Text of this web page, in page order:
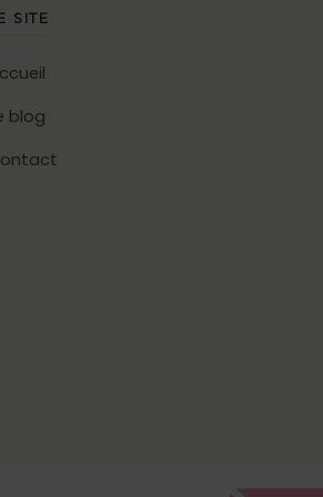
SITE
blog